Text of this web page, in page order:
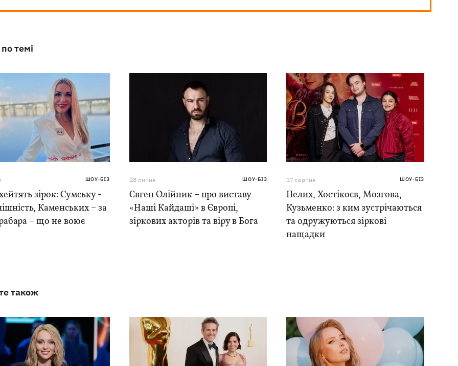
темі
ШОУ-БІЗ
зірок: Сумську -
Каменських – за
– що не воює
28 липня ШОУ-БІЗ
Євген Олійник – про виставу
«Наші Кайдаші» в Європі,
зіркових акторів та віру в Бога
17 серпня ШОУ-БІЗ
Пелих, Хостікоєв, Мозгова,
Кузьменко: з ким зустрічаються
та одружуються зіркові
нащадки
також